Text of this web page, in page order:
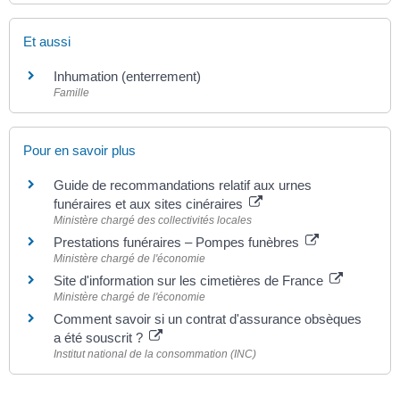
Et aussi
Inhumation (enterrement)
Famille
Pour en savoir plus
Guide de recommandations relatif aux urnes
funéraires et aux sites cinéraires
Ministère chargé des collectivités locales
Prestations funéraires – Pompes funèbres
Ministère chargé de l'économie
Site d'information sur les cimetières de France
Ministère chargé de l'économie
Comment savoir si un contrat d'assurance obsèques
a été souscrit ?
Institut national de la consommation (INC)